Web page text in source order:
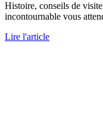
Histoire, conseils de
incontournable vous
Lire l'article